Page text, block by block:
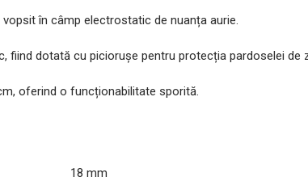
în câmp electrostatic de nuanța aurie.
dotată cu piciorușe pentru protecția pardoselei de
oferind o funcționabilitate sporită.
18 mm